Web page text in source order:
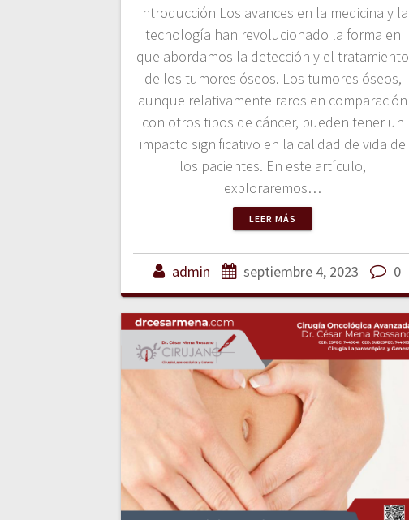
Introducción Los avances en la medicina y la
tecnología han revolucionado la forma en
que abordamos la detección y el tratamiento
de los tumores óseos. Los tumores óseos,
aunque relativamente raros en comparación
con otros tipos de cáncer, pueden tener un
impacto significativo en la calidad de vida de
los pacientes. En este artículo,
exploraremos…
LEER MÁS
admin septiembre 4, 2023 0